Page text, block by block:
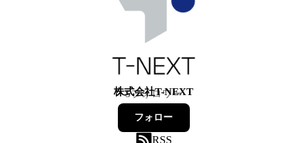
株式会社T-NEXT
5フォロワー
フォロー
RSS